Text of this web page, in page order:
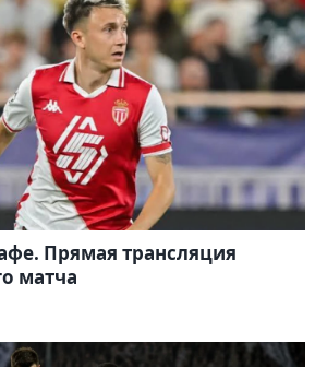
Прямая трансляция
матча